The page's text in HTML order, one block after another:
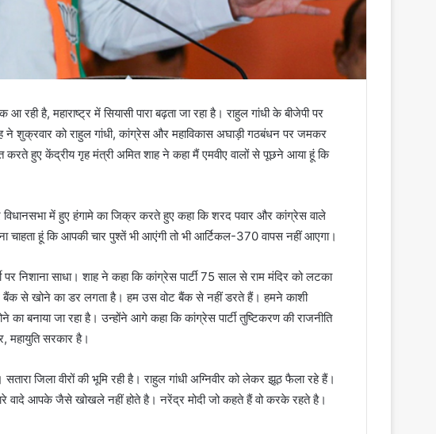
है, महाराष्ट्र में सियासी पारा बढ़ता जा रहा है। राहुल गांधी के बीजेपी पर
शुक्रवार को राहुल गांधी, कांग्रेस और महाविकास अघाड़ी गठबंधन पर जमकर
करते हुए केंद्रीय गृह मंत्री अमित शाह ने कहा मैं एमवीए वालों से पूछने आया हूं कि
में हुए हंगामे का जिक्र करते हुए कहा कि शरद पवार और कांग्रेस वाले
हूं कि आपकी चार पुश्तें भी आएंगी तो भी आर्टिकल-370 वापस नहीं आएगा।
निशाना साधा। शाह ने कहा कि कांग्रेस पार्टी 75 साल से राम मंदिर को लटका
बैंक से खोने का डर लगता है। हम उस वोट बैंक से नहीं डरते हैं। हमने काशी
का बनाया जा रहा है। उन्होंने आगे कहा कि कांग्रेस पार्टी तुष्टिकरण की राजनीति
महायुति सरकार है।
जिला वीरों की भूमि रही है। राहुल गांधी अग्निवीर को लेकर झूठ फैला रहे हैं।
वादे आपके जैसे खोखले नहीं होते है। नरेंद्र मोदी जो कहते हैं वो करके रहते है।